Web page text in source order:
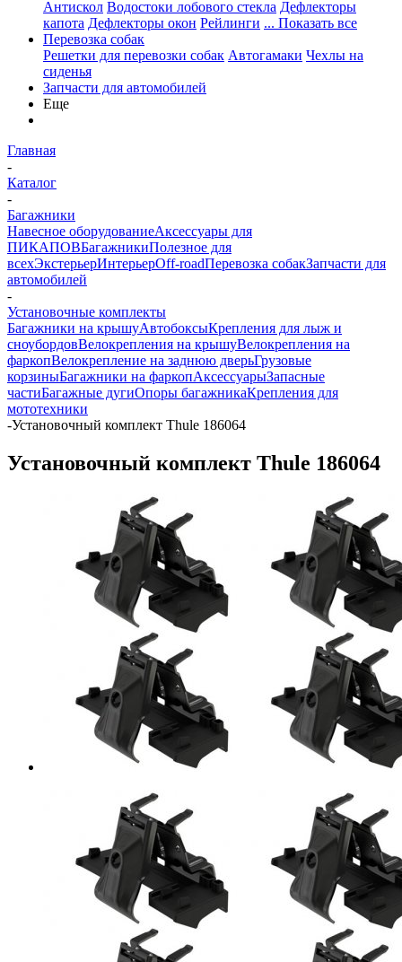
Антискол Водостоки лобового стекла Дефлекторы
капота Дефлекторы окон Рейлинги ... Показать все
Перевозка собак
Решетки для перевозки собак Автогамаки Чехлы на
сиденья
Запчасти для автомобилей
Еще
Главная
-
Каталог
-
Багажники
Навесное оборудованиеАксессуары для
ПИКАПОВБагажникиПолезное для
всехЭкстерьерИнтерьерOff-roadПеревозка собакЗапчасти для
автомобилей
-
Установочные комплекты
Багажники на крышуАвтобоксыКрепления для лыж и
сноубордовВелокрепления на крышуВелокрепления на
фаркопВелокрепление на заднюю дверьГрузовые
корзиныБагажники на фаркопАксессуарыЗапасные
частиБагажные дугиОпоры багажникаКрепления для
мототехники
-Установочный комплект Thule 186064
Установочный комплект Thule 186064